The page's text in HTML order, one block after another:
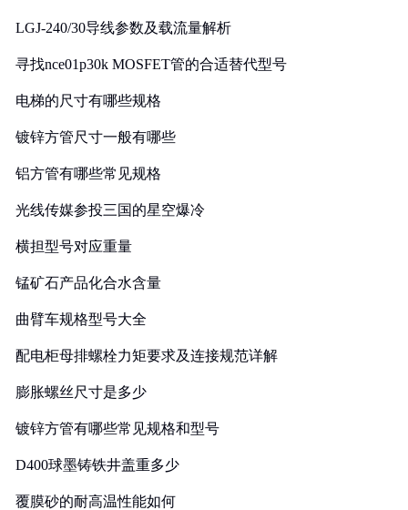
LGJ-240/30导线参数及载流量解析
寻找nce01p30k MOSFET管的合适替代型号
电梯的尺寸有哪些规格
镀锌方管尺寸一般有哪些
铝方管有哪些常见规格
光线传媒参投三国的星空爆冷
横担型号对应重量
锰矿石产品化合水含量
曲臂车规格型号大全
配电柜母排螺栓力矩要求及连接规范详解
膨胀螺丝尺寸是多少
镀锌方管有哪些常见规格和型号
D400球墨铸铁井盖重多少
覆膜砂的耐高温性能如何